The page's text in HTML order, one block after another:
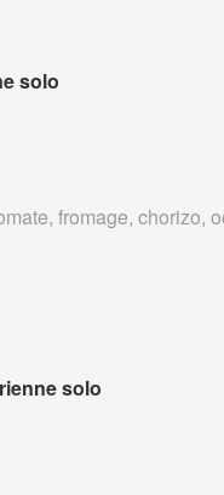
solo
fromage, chorizo,
solo